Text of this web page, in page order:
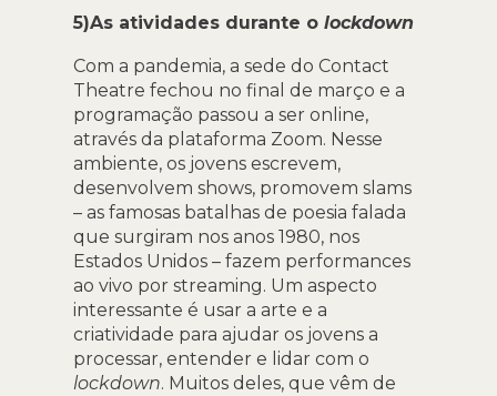
5)As atividades durante o lockdown
Com a pandemia, a sede do Contact
Theatre fechou no final de março e a
programação passou a ser online,
através da plataforma Zoom. Nesse
ambiente, os jovens escrevem,
desenvolvem shows, promovem slams
– as famosas batalhas de poesia falada
que surgiram nos anos 1980, nos
Estados Unidos – fazem performances
ao vivo por streaming. Um aspecto
interessante é usar a arte e a
criatividade para ajudar os jovens a
processar, entender e lidar com o
lockdown. Muitos deles, que vêm de